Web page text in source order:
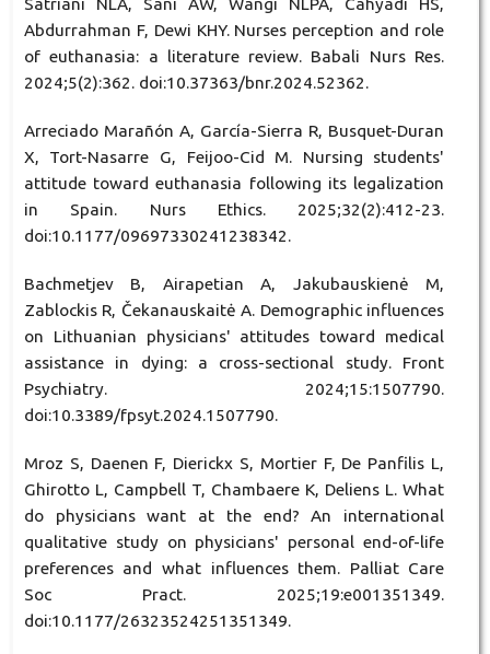
Satriani NLA, Sani AW, Wangi NLPA, Cahyadi HS,
Abdurrahman F, Dewi KHY. Nurses perception and role
of euthanasia: a literature review. Babali Nurs Res.
2024;5(2):362. doi:10.37363/bnr.2024.52362.
Arreciado Marañón A, García-Sierra R, Busquet-Duran
X, Tort-Nasarre G, Feijoo-Cid M. Nursing students'
attitude toward euthanasia following its legalization
in Spain. Nurs Ethics. 2025;32(2):412-23.
doi:10.1177/09697330241238342.
Bachmetjev B, Airapetian A, Jakubauskienė M,
Zablockis R, Čekanauskaitė A. Demographic influences
on Lithuanian physicians' attitudes toward medical
assistance in dying: a cross-sectional study. Front
Psychiatry. 2024;15:1507790.
doi:10.3389/fpsyt.2024.1507790.
Mroz S, Daenen F, Dierickx S, Mortier F, De Panfilis L,
Ghirotto L, Campbell T, Chambaere K, Deliens L. What
do physicians want at the end? An international
qualitative study on physicians' personal end-of-life
preferences and what influences them. Palliat Care
Soc Pract. 2025;19:e001351349.
doi:10.1177/26323524251351349.